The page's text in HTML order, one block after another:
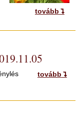
tovább
tovább